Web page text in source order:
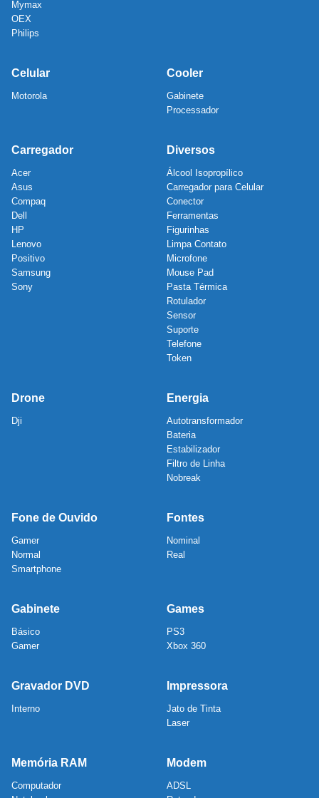
Mymax
OEX
Philips
Celular
Motorola
Cooler
Gabinete
Processador
Carregador
Acer
Asus
Compaq
Dell
HP
Lenovo
Positivo
Samsung
Sony
Diversos
Álcool Isopropílico
Carregador para Celular
Conector
Ferramentas
Figurinhas
Limpa Contato
Microfone
Mouse Pad
Pasta Térmica
Rotulador
Sensor
Suporte
Telefone
Token
Drone
Dji
Energia
Autotransformador
Bateria
Estabilizador
Filtro de Linha
Nobreak
Fone de Ouvido
Gamer
Normal
Smartphone
Fontes
Nominal
Real
Gabinete
Básico
Gamer
Games
PS3
Xbox 360
Gravador DVD
Interno
Impressora
Jato de Tinta
Laser
Memória RAM
Computador
Modem
ADSL